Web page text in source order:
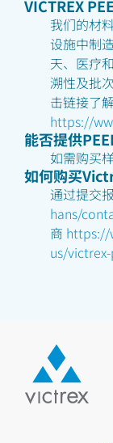
VICTREX
我们的材
设施中制
天、医疗
溯性及批
击链接了
https://
能否提供
如需购买
如何购买
通过提交
hans/
商 https://
us/